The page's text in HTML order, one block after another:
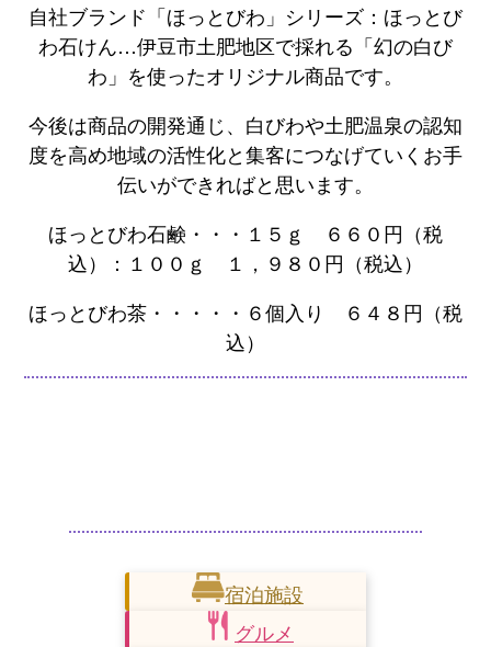
自社ブランド「ほっとびわ」シリーズ：ほっとび
わ石けん…伊豆市土肥地区で採れる「幻の白び
わ」を使ったオリジナル商品です。
今後は商品の開発通じ、白びわや土肥温泉の認知
度を高め地域の活性化と集客につなげていくお手
伝いができればと思います。
ほっとびわ石鹸・・・１５ｇ ６６０円（税
込）：１００ｇ １，９８０円（税込）
ほっとびわ茶・・・・・６個入り ６４８円（税
込）
宿泊施設
グルメ